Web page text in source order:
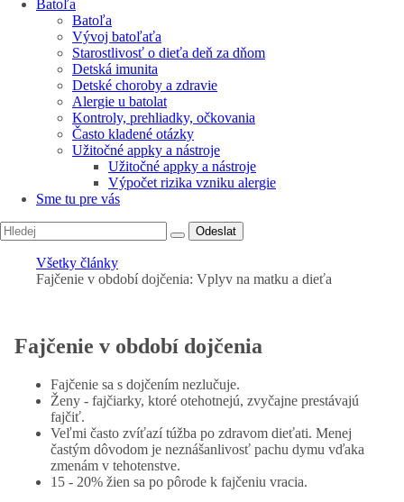
Batoľa
Batoľa
Vývoj batoľaťa
Starostlivosť o dieťa deň za dňom
Detská imunita
Detské choroby a zdravie
Alergie u batolat
Kontroly, prehliadky, očkovania
Často kladené otázky
Užitočné appky a nástroje
Užitočné appky a nástroje
Výpočet rizika vzniku alergie
Sme tu pre vás
Odeslat
Všetky články
Fajčenie v období dojčenia: Vplyv na matku a dieťa
Fajčenie v období dojčenia
Fajčenie sa s dojčením nezlučuje.
Ženy - fajčiarky, ktoré otehotnejú, zvyčajne prestávajú
fajčiť.
Veľmi často zvíťazí túžba po zdravom dieťati. Menej
častým dôvodom je neznášanlivosť pachu dymu vďaka
zmenám v tehotenstve.
15 - 20% žien sa po pôrode k fajčeniu vracia.